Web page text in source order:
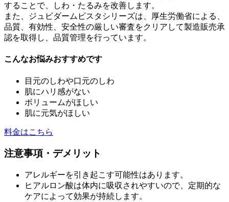
することで、しわ・たるみを改善します。
また、ジュビダームビスタシリーズは、厚生労働省による、
品質、有効性、安全性の厳しい審査をクリアして製造販売承
認を取得し、品質管理を行っています。
こんなお悩みおすすめです
目元のしわや口元のしわ
肌にハリ感がない
ボリュームがほしい
肌に元気がほしい
料金はこちら
注意事項・デメリット
アレルギーを引き起こす可能性はあります。
ヒアルロン酸は体内に吸収されやすいので、定期的な
ケアによって効果が持続します。